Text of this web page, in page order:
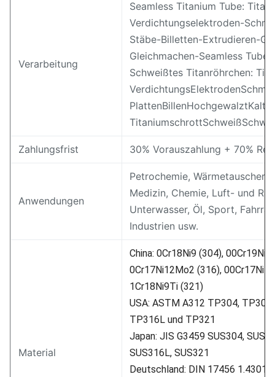
Verarbeitung
Seamless Titanium Tube:
Verdichtungselektroden-
Stäbe-Billetten-Extrudieren-
Gleichmachen-Seamless Tube
Schweißtes Titanröhrchen:
Zahlungsfrist 30% Vorauszahlung + 70%
Anwendungen
Petrochemie, Wärmetauscher,
Medizin, Chemie, Luft- und
Unterwasser, Öl, Sport,
Industrien usw.
Material
China: 0Cr18Ni9 (304),
0Cr17Ni12Mo2 (316),
1Cr18Ni9Ti (321)
USA: ASTM A312 TP304,
TP316L und TP321
Japan: JIS G3459 SUS304,
SUS316L, SUS321
Deutschland: DIN 17456 1.4301